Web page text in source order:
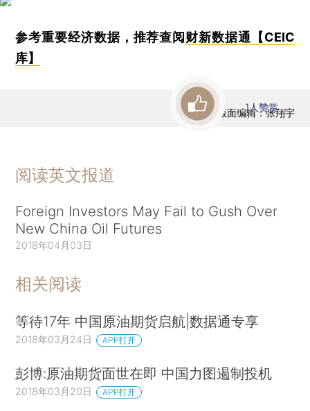
参考重要经济数据，推荐查阅财新数据通【CEIC
库】
版面编辑：张翔宇
1人赞赏
阅读英文报道
Foreign Investors May Fail to Gush Over
New China Oil Futures
2018年04月03日
相关阅读
等待17年 中国原油期货启航|数据通专享
2018年03月24日 APP打开
彭博:原油期货面世在即 中国力图遏制投机
2018年03月20日 APP打开